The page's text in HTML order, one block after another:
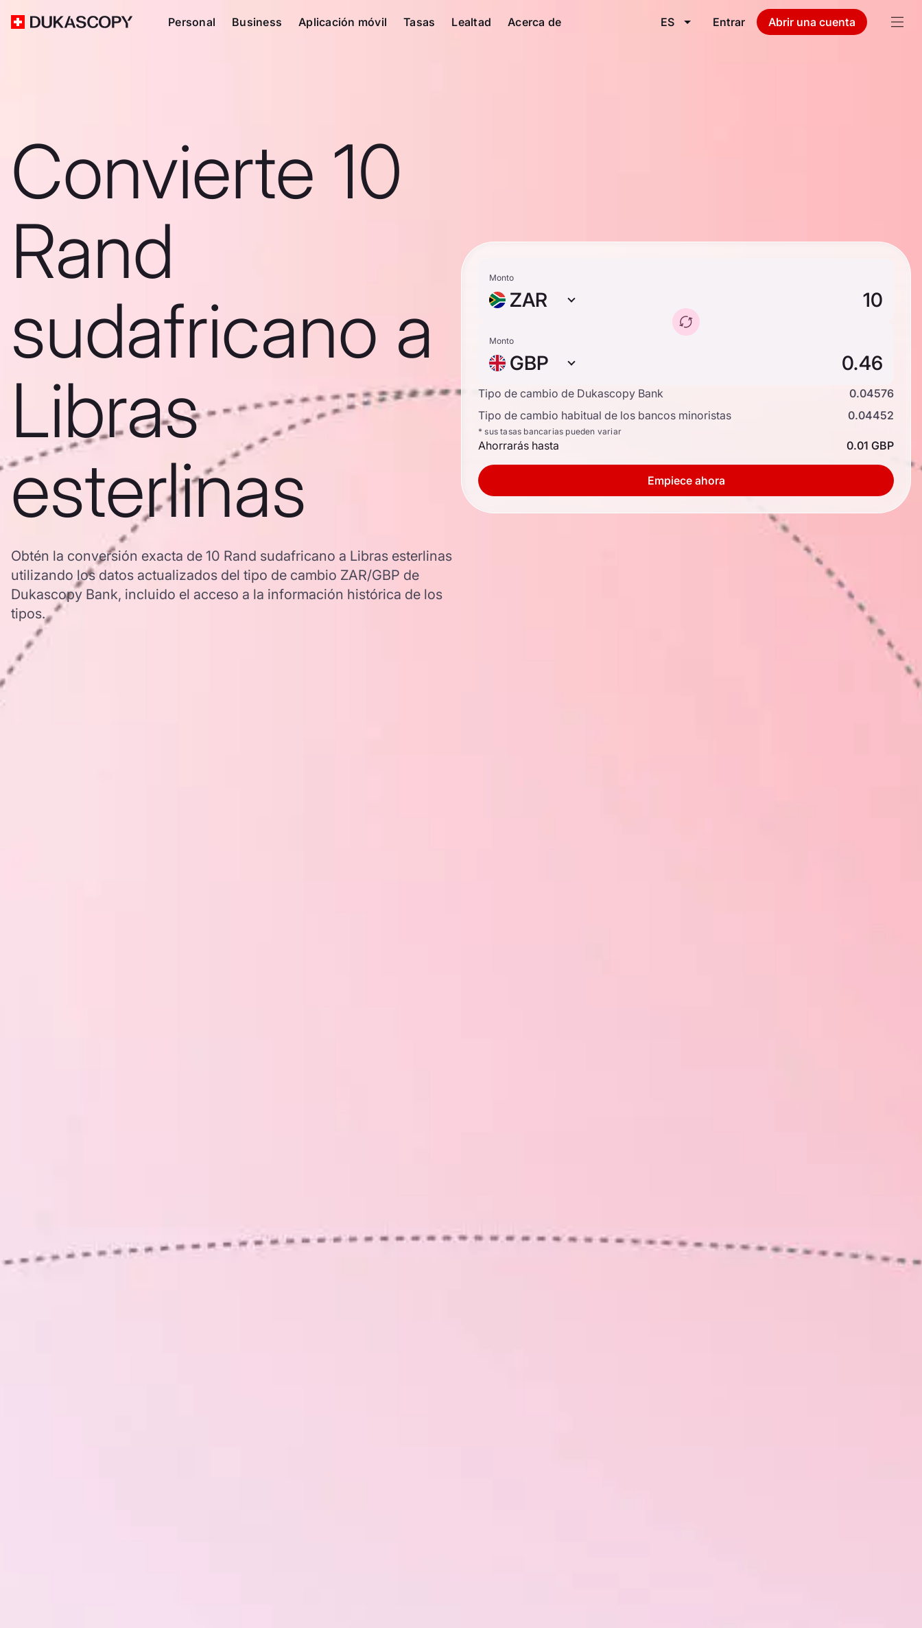
Personal Business Aplicación móvil Tasas Lealtad Acerca de ES Entrar Abrir una cuenta
Convierte 10
Rand
sudafricano a
Libras
esterlinas
Obtén la conversión exacta de 10 Rand sudafricano a Libras esterlinas
utilizando los datos actualizados del tipo de cambio ZAR/GBP de
Dukascopy Bank, incluido el acceso a la información histórica de los
tipos.
Monto
ZAR
Monto
GBP
Tipo de cambio de Dukascopy Bank
0.04576
Tipo de cambio habitual de los bancos minoristas
0.04452
* sus tasas bancarias pueden variar
Ahorrarás hasta 0.01 GBP
Empiece ahora